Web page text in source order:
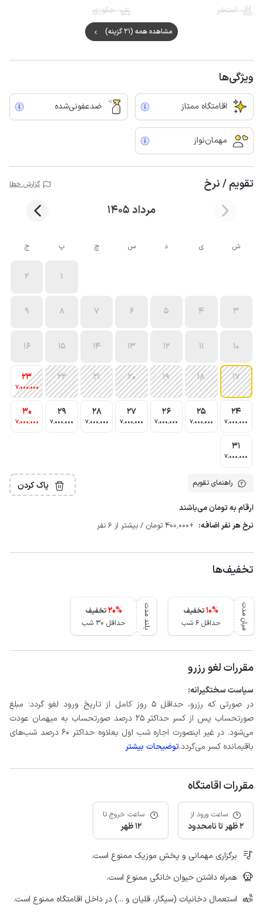
استخر
جکوزی
مشاهده همه (21 گزینه)
ویژگی‌ها
اقامتگاه ممتاز ضدعفونی‌شده
مهمان‌نواز
تقویم / نرخ گزارش خطا
مرداد 1405
ش ی د س چ پ ج
1
2
3
4
5
6
7
8
9
10
11
12
13
14
15
16
17
18
19
20
21
22
23
7٬000٬000
24
7٬000٬000
25
7٬000٬000
26
7٬000٬000
27
7٬000٬000
28
7٬000٬000
29
7٬000٬000
30
7٬000٬000
31
7٬000٬000
راهنمای تقویم پاک کردن
ارقام به تومان می‌باشند
نرخ هر نفر اضافه: +400٬000 تومان / بیشتر از 6 نفر
تخفیف‌ها
میان مدت 10%
تخفیف
حداقل 6 شب
بلند مدت 20%
تخفیف
حداقل 30 شب
مقررات لغو رزرو
سیاست سختگیرانه:
در صورتی که رزرو، حداقل 5 روز کامل از تاریخ ورود لغو گردد؛ مبلغ
صورتحساب پس از کسر حداکثر 25 درصد صورتحساب به میهمان عودت
می‌شود. در غیر اینصورت اجاره شب اول بعلاوه حداکثر 60 درصد شب‌های
باقیمانده کسر می‌گردد.توضیحات بیشتر
مقررات اقامتگاه
ساعت ورود از
2 ظهر تا نامحدود
ساعت خروج تا
12 ظهر
برگزاری مهمانی و پخش موزیک ممنوع است.
همراه داشتن حیوان خانگی ممنوع است.
استعمال دخانیات (سیگار، قلیان و ...) در داخل اقامتگاه ممنوع است.